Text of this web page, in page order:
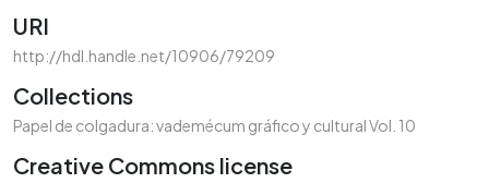
URI
http://hdl.handle.net/10906/79209
Collections
Papel de colgadura: vademécum gráfico y cultural Vol. 10
Creative Commons license